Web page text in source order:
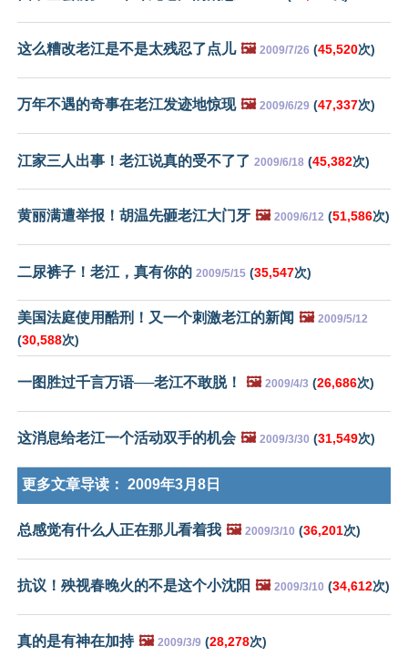
这么糟改老江是不是太残忍了点儿 🖼️ 2009/7/26 (45,520次)
万年不遇的奇事在老江发迹地惊现 🖼️ 2009/6/29 (47,337次)
江家三人出事！老江说真的受不了了 2009/6/18 (45,382次)
黄丽满遭举报！胡温先砸老江大门牙 🖼️ 2009/6/12 (51,586次)
二尿裤子！老江，真有你的 2009/5/15 (35,547次)
美国法庭使用酷刑！又一个刺激老江的新闻 🖼️ 2009/5/12
(30,588次)
一图胜过千言万语──老江不敢脱！ 🖼️ 2009/4/3 (26,686次)
这消息给老江一个活动双手的机会 🖼️ 2009/3/30 (31,549次)
更多文章导读： 2009年3月8日
总感觉有什么人正在那儿看着我 🖼️ 2009/3/10 (36,201次)
抗议！殃视春晚火的不是这个小沈阳 🖼️ 2009/3/10 (34,612次)
真的是有神在加持 🖼️ 2009/3/9 (28,278次)